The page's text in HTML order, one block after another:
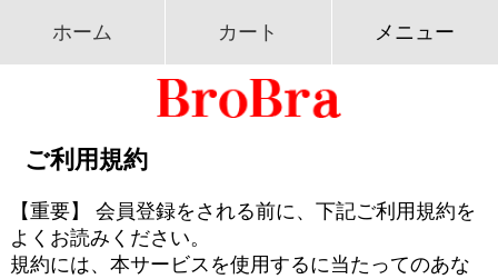
ホーム カート メニュー
ご利用規約
【重要】 会員登録をされる前に、下記ご利用規約を
よくお読みください。
規約には、本サービスを使用するに当たってのあな